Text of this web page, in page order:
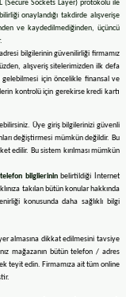
(Secure Sockets Layer) protokolü ile
onaylandığı takdirde alışverişe
ve kaydedilmediğinden, üçüncü
bilgilerinin güvenilirliği firmamız
alışveriş sitelerimizden ilk defa
için öncelikle finansal ve
kontrolü için gerekirse kredi kartı
Üye giriş bilgilerinizi güvenli
değiştirmesi mümkün değildir. Bu
edilir. Bu sistem kırılması mümkün
bilgilerinin belirtildiği İnternet
takılan bütün konular hakkında
konusunda daha sağlıklı bilgi
almasına dikkat edilmesini tavsiye
mağazanın bütün telefon / adres
teyit edin. Firmamıza ait tüm online